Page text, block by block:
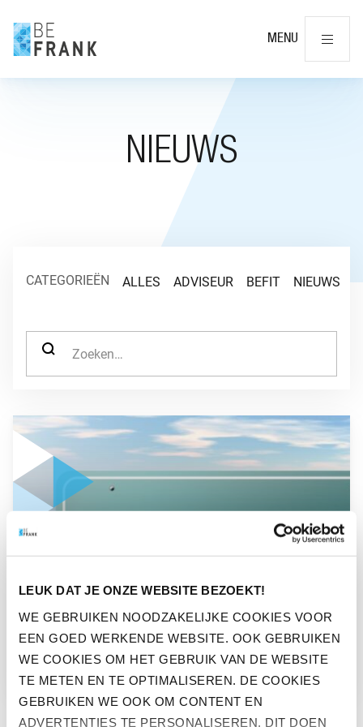
LEUK DAT JE ONZE WEBSITE BEZOEKT!
WE GEBRUIKEN NOODZAKELIJKE COOKIES VOOR
EEN GOED WERKENDE WEBSITE. OOK GEBRUIKEN
WE COOKIES OM HET GEBRUIK VAN DE WEBSITE
TE METEN EN TE OPTIMALISEREN. DE COOKIES
GEBRUIKEN WE OOK OM CONTENT EN
ADVERTENTIES TE PERSONALISEREN. DIT DOEN
MENU
NIEUWS
CATEGORIEËN ALLES ADVISEUR BEFIT NIEUWS
ZOEK NAAR:
GA NAAR “MAG EEN PENSIOENFONDS UITBESTEDEN AAN
MAG EEN PENSIOENFONDS
UITBESTEDEN AAN EEN PPI?